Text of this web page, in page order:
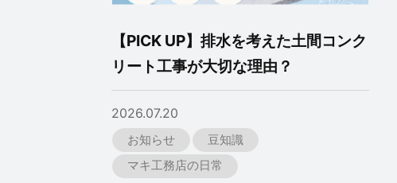
【PICK UP】排水を考えた土間コンク
リート工事が大切な理由？
2026.07.20
お知らせ
豆知識
マキ工務店の日常